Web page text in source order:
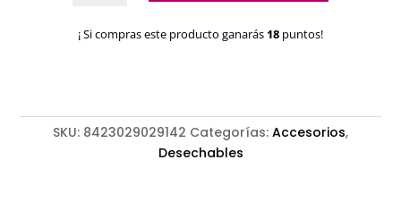
quitaesmalte
¡ Si compras este producto ganarás 18 puntos!
SKU: 8423029029142 Categorías: Accesorios,
Desechables